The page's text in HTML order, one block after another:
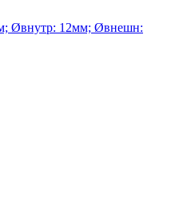
Øвнутр: 12мм; Øвнешн: